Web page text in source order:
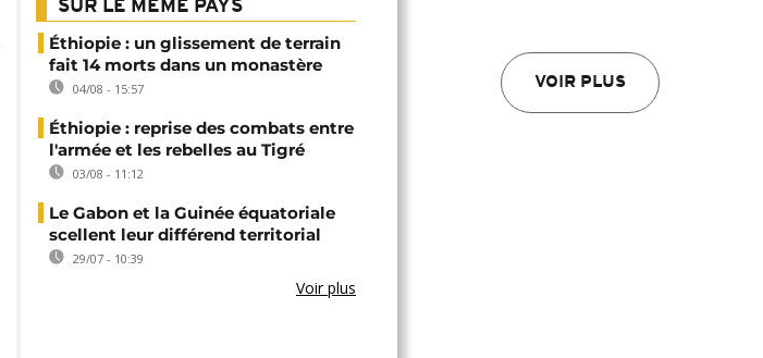
VOIR PLUS
SUR LE MÊME PAYS
Éthiopie : un glissement de terrain
fait 14 morts dans un monastère
04/08 - 15:57
Éthiopie : reprise des combats entre
l'armée et les rebelles au Tigré
03/08 - 11:12
Le Gabon et la Guinée équatoriale
scellent leur différend territorial
29/07 - 10:39
Voir plus